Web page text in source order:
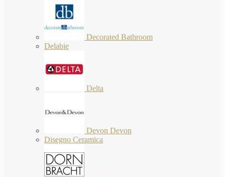
Decorated Bathroom
Delabie
Delta
Devon Devon
Disegno Ceramica